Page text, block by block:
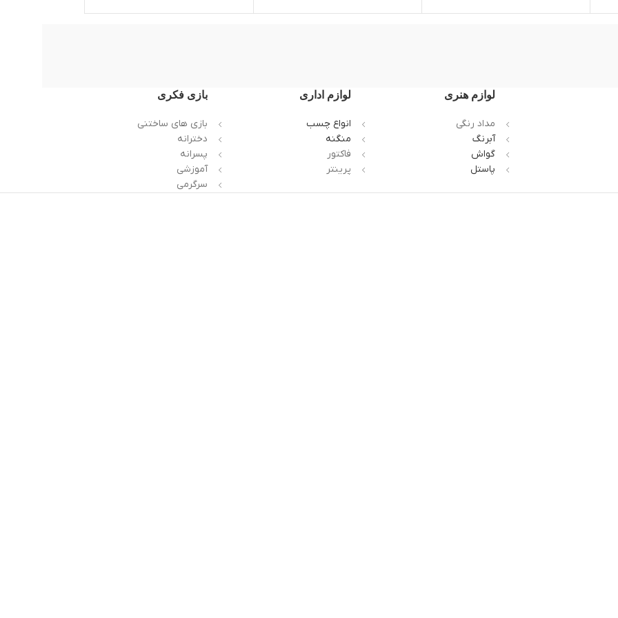
لوازم هنری
مداد رنگی
آبرنگ
گواش
پاستل
لوازم اداری
انواع چسب
منگنه
فاکتور
پرینتر
بازی فکری
بازی های ساختنی
دخترانه
پسرانه
آموزشی
سرگرمی